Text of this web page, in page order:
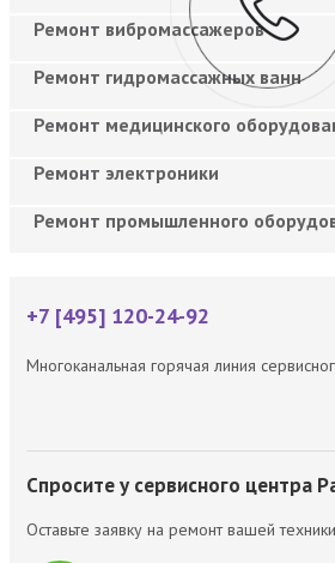
Ремонт вибромассажеров
Ремонт гидромассажных ванн
Ремонт медицинского
Ремонт электроники
Ремонт промышленного
+7 [495] 120-24-92
Многоканальная горячая линия
Спросите у сервисного центра
Оставьте заявку на ремонт вашей